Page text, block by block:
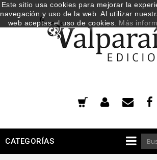
CATEGORÍAS
Este sitio usa cookies para mejorar la
navegación y uso de la web. Al utilizar
web aceptas el uso de cookies. Más